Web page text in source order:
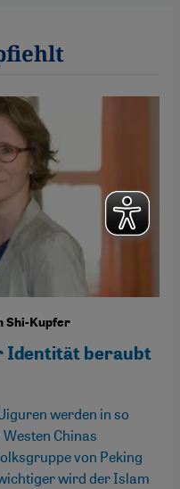
Shi-Kupfer
Identität beraubt
werden in so
Chinas
von Peking
wird der Islam